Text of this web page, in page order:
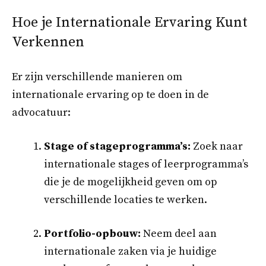
Hoe je Internationale Ervaring Kunt
Verkennen
Er zijn verschillende manieren om
internationale ervaring op te doen in de
advocatuur:
Stage of stageprogramma’s: Zoek naar
internationale stages of leerprogramma’s
die je de mogelijkheid geven om op
verschillende locaties te werken.
Portfolio-opbouw: Neem deel aan
internationale zaken via je huidige